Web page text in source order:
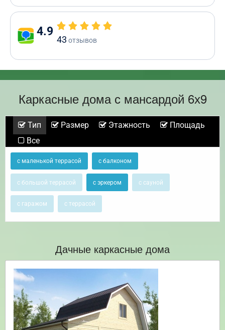
4.9
43 отзывов
Каркасные дома с мансардой 6х9
Тип Размер Этажность
Площадь
Все
с маленькой террасой с балконом
с большой террасой с эркером с сауной
с гаражом с террасой
Дачные каркасные дома